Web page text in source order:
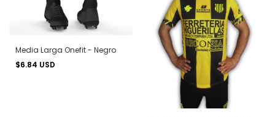
Media Larga Onefit - Negro
$6.84 USD